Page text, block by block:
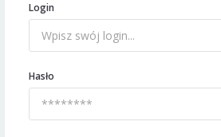
Login
Hasło